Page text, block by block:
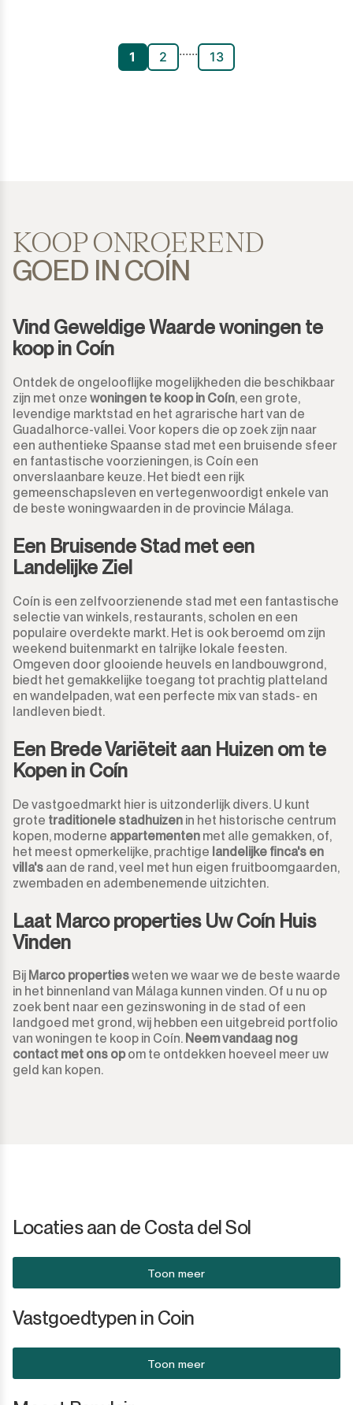
1 2 ...... 13
KOOP ONROEREND
GOED IN COÍN
Vind Geweldige Waarde woningen te
koop in Coín
Ontdek de ongelooflijke mogelijkheden die beschikbaar
zijn met onze woningen te koop in Coín, een grote,
levendige marktstad en het agrarische hart van de
Guadalhorce-vallei. Voor kopers die op zoek zijn naar
een authentieke Spaanse stad met een bruisende sfeer
en fantastische voorzieningen, is Coín een
onverslaanbare keuze. Het biedt een rijk
gemeenschapsleven en vertegenwoordigt enkele van
de beste woningwaarden in de provincie Málaga.
Een Bruisende Stad met een
Landelijke Ziel
Coín is een zelfvoorzienende stad met een fantastische
selectie van winkels, restaurants, scholen en een
populaire overdekte markt. Het is ook beroemd om zijn
weekend buitenmarkt en talrijke lokale feesten.
Omgeven door glooiende heuvels en landbouwgrond,
biedt het gemakkelijke toegang tot prachtig platteland
en wandelpaden, wat een perfecte mix van stads- en
landleven biedt.
Een Brede Variëteit aan Huizen om te
Kopen in Coín
De vastgoedmarkt hier is uitzonderlijk divers. U kunt
grote traditionele stadhuizen in het historische centrum
kopen, moderne appartementen met alle gemakken, of,
het meest opmerkelijke, prachtige landelijke finca's en
villa's aan de rand, veel met hun eigen fruitboomgaarden,
zwembaden en adembenemende uitzichten.
Laat Marco properties Uw Coín Huis
Vinden
Bij Marco propertiesweten we waar we de beste waarde
in het binnenland van Málaga kunnen vinden. Of u nu op
zoek bent naar een gezinswoning in de stad of een
landgoed met grond, wij hebben een uitgebreid portfolio
van woningen te koop in Coín. Neem vandaag nog
contact met ons opom te ontdekken hoeveel meer uw
geld kan kopen.
Locaties aan de Costa del Sol
Toon meer
Vastgoedtypen in Coin
Toon meer